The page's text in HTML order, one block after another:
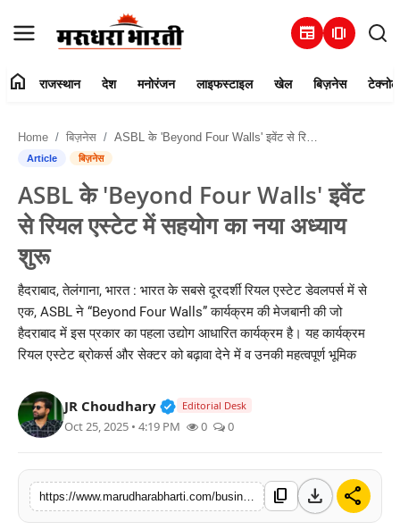
newspaper amp_stories
संपर्क करें
राजस्थान
देश
मनोरंजन
लाइफस्टाइल
बिज़नेस
टेक्नोलॉजी
शिक्षा
home राजस्थान देश मनोरंजन लाइफस्टाइल खेल बिज़नेस
Home बिज़नेस ASBL के 'Beyond Four Walls' इवेंट से रियल एस्टेट में सहयोग का नया अध्याय शुरू
Article बिज़नेस
ASBL के 'Beyond Four Walls' इवेंट
से रियल एस्टेट में सहयोग का नया अध्याय
शुरू
हैदराबाद, तेलंगाना, भारत : भारत के सबसे दूरदर्शी रियल एस्टेट डेवलपर्स में से
एक, ASBL ने “Beyond Four Walls” कार्यक्रम की मेजबानी की जो
हैदराबाद में इस प्रकार का पहला उद्योग आधारित कार्यक्रम है। यह कार्यक्रम
रियल एस्टेट ब्रोकर्स और सेक्टर को बढ़ावा देने में व उनकी महत्वपूर्ण भूमिक
JR Choudhary Verified Public Figure • 30 Mar,
Editorial Desk
Oct 25, 2025 • 4:19 PM 0 0
content_copy download share